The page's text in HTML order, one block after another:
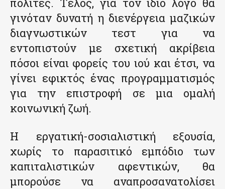
γινόταν δυνατή η διενέργεια μαζικών
διαγνωστικών τεστ για να
εντοπιστούν με σχετική ακρίβεια
πόσοι είναι φορείς του ιού και έτσι, να
γίνει εφικτός ένας προγραμματισμός
για την επιστροφή σε μια ομαλή
κοινωνική ζωή.
Η εργατική-σοσιαλιστική εξουσία,
χωρίς το παρασιτικό εμπόδιο των
καπιταλιστικών αφεντικών, θα
μπορούσε να αναπροσανατολίσει